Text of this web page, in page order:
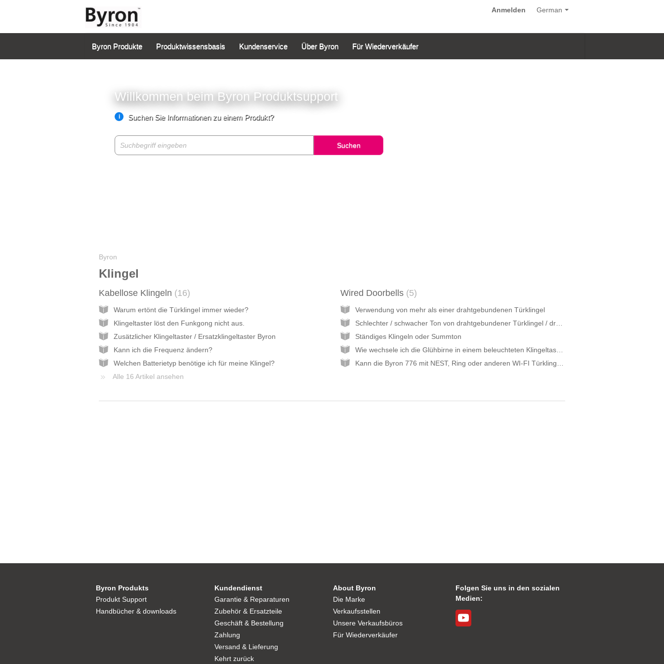
German
Anmelden
Byron Produkte Produktwissensbasis Kundenservice Über Byron Für Wiederverkäufer
Willkommen beim Byron Produktsupport
Suchen Sie Informationen zu einem Produkt?
i
Suchen
Byron
Klingel
Kabellose Klingeln 16
Warum ertönt die Türklingel immer wieder?
Klingeltaster löst den Funkgong nicht aus.
Zusätzlicher Klingeltaster / Ersatzklingeltaster Byron
Kann ich die Frequenz ändern?
Welchen Batterietyp benötige ich für meine Klingel?
Alle 16 Artikel ansehen
Wired Doorbells 5
Verwendung von mehr als einer drahtgebundenen Türklingel
Ständiges Klingeln oder Summton
Byron Produkts
Produkt Support
Handbücher & downloads
Kundendienst
Garantie & Reparaturen
Zubehör & Ersatzteile
Geschäft & Bestellung
Zahlung
Versand & Lieferung
Kehrt zurück
About Byron
Die Marke
Verkaufsstellen
Unsere Verkaufsbüros
Für Wiederverkäufer
Folgen Sie uns in den sozialen
Medien: